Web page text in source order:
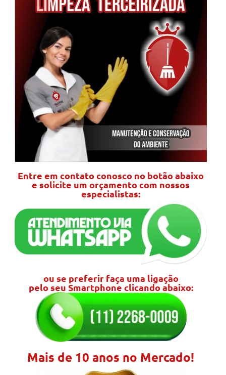
Entre em contato conosco no botão abaixo
e solicite um orçamento com nossos
especialistas:
ou se preferir faça uma ligação
pelo seu Smartphone clicando abaixo:
Mais de 10 anos no Mercado!